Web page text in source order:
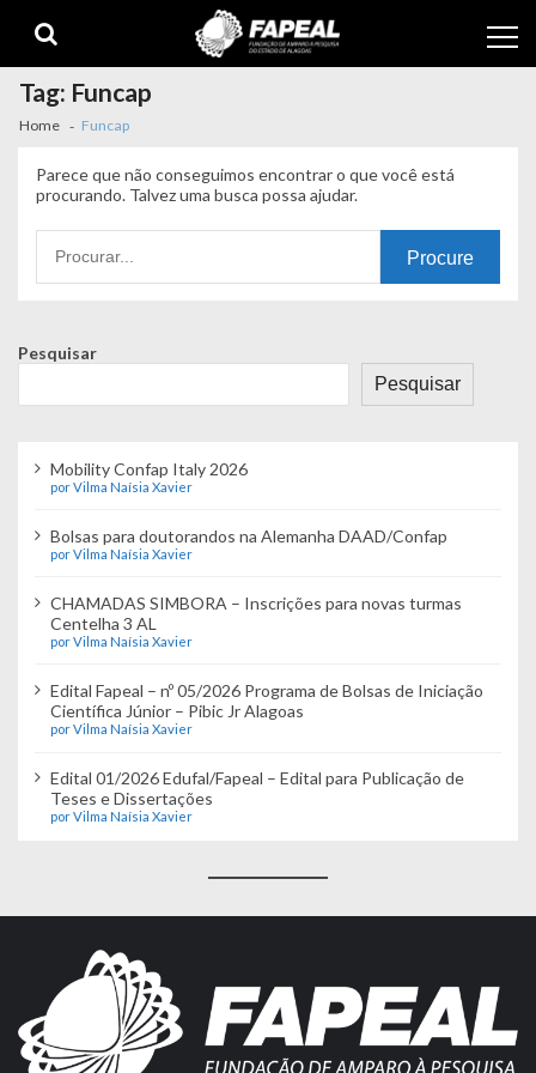
navigation
content
Tag: Funcap
Home Funcap
Parece que não conseguimos encontrar o que você está
procurando. Talvez uma busca possa ajudar.
por:
Pesquisar
Pesquisar
Mobility Confap Italy 2026
por Vilma Naísia Xavier
Bolsas para doutorandos na Alemanha DAAD/Confap
por Vilma Naísia Xavier
CHAMADAS SIMBORA – Inscrições para novas turmas
Centelha 3 AL
por Vilma Naísia Xavier
Edital Fapeal – nº 05/2026 Programa de Bolsas de Iniciação
Científica Júnior – Pibic Jr Alagoas
por Vilma Naísia Xavier
Edital 01/2026 Edufal/Fapeal – Edital para Publicação de
Teses e Dissertações
por Vilma Naísia Xavier